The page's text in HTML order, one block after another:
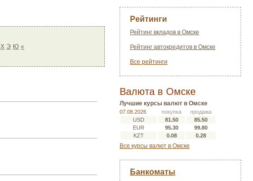
Х Э Ю «
Рейтинги
Рейтинг вкладов в Омске
Рейтинг автокредитов в Омске
Все рейтинги
Валюта в Омске
Лучшие курсы валют в Омске
07.08.2026 покупка
продажа
USD
81.50
85.50
EUR
95.30
99.80
KZT
0.08 0.28
Все курсы валют в Омске
Банкоматы